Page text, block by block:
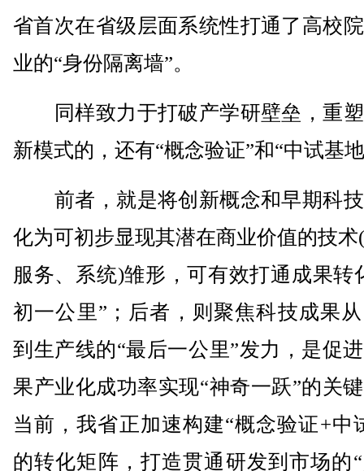
省首次在省级层面系统性打通了高校
业的“身份隔离墙”。
同样致力于打破产学研壁垒，重
新模式的，还有“概念验证”和“中试基
前者，就是将创新概念和早期科
化为可初步显现其潜在商业价值的技术
服务、系统)雏形，可有效打通成果转
初一公里”；后者，则聚焦科技成果
到生产线的“最后一公里”发力，是促
果产业化成功率实现“神奇一跃”的关
当前，我省正加速构建“概念验证+中
的转化矩阵，打造贯通研发到市场的